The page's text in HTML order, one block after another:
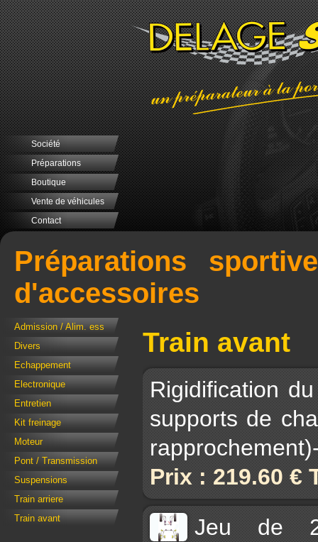
Société
Préparations
Boutique
Vente de véhicules
Contact
Préparations
d'accessoires
Admission / Alim. ess
Divers
Echappement
Electronique
Entretien
Kit freinage
Moteur
Pont / Transmission
Suspensions
Train arriere
Train avant
Train avant
Rigidification
supports de
Prix : 219.60 €
Jeu de 2